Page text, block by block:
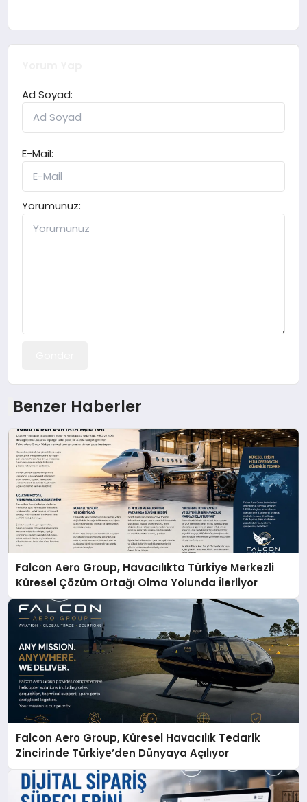
Ad Soyad:
E-Mail:
Yorumunuz:
Benzer Haberler
Falcon Aero Group, Havacılıkta Türkiye Merkezli
Küresel Çözüm Ortağı Olma Yolunda İlerliyor
Falcon Aero Group, Küresel Havacılık Tedarik
Zincirinde Türkiye’den Dünyaya Açılıyor